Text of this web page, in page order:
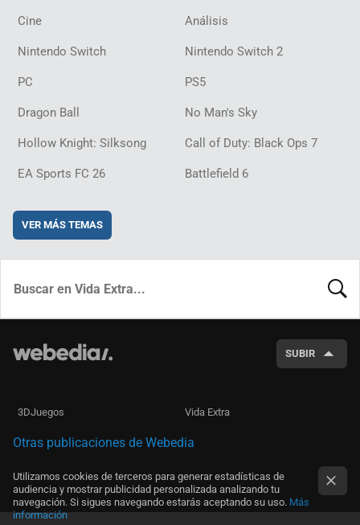
Cine Análisis
Nintendo Switch Nintendo Switch 2
PC PS5
Dragon Ball No Man's Sky
Hollow Knight: Silksong Call of Duty: Black Ops 7
EA Sports FC 26 Battlefield 6
VER MÁS TEMAS
SUBIR
3DJuegos Vida Extra
Otras publicaciones de Webedia
Utilizamos cookies de terceros para generar estadísticas de
audiencia y mostrar publicidad personalizada analizando tu
navegación. Si sigues navegando estarás aceptando su uso. Más
información